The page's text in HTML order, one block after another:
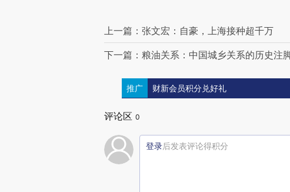
上一篇：张文宏：自豪，上海接种超千万
下一篇：粮油关系：中国城乡关系的历史注
推广 财新会员积分兑好礼
评论区 0
登录后发表评论得积分